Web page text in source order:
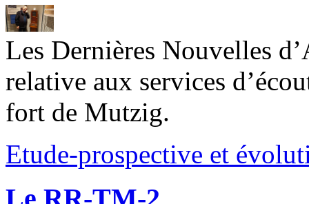
Les Dernières Nouvelles
relative aux services
fort de Mutzig.
Etude-prospective et